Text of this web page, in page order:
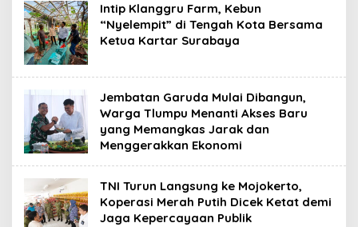
Intip Klanggru Farm, Kebun
“Nyelempit” di Tengah Kota Bersama
Ketua Kartar Surabaya
Jembatan Garuda Mulai Dibangun,
Warga Tlumpu Menanti Akses Baru
yang Memangkas Jarak dan
Menggerakkan Ekonomi
TNI Turun Langsung ke Mojokerto,
Koperasi Merah Putih Dicek Ketat demi
Jaga Kepercayaan Publik